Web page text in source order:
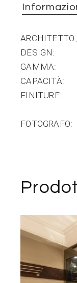
ARCHITETTO
DESIGN
GAMMA
CAPACITÀ
FINITURE
FOTOGRAFO